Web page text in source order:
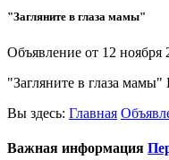
"Загляните в глаза мамы"
Объявление от 12 ноября
"Загляните в глаза
Вы здесь: Главная
Важная информация